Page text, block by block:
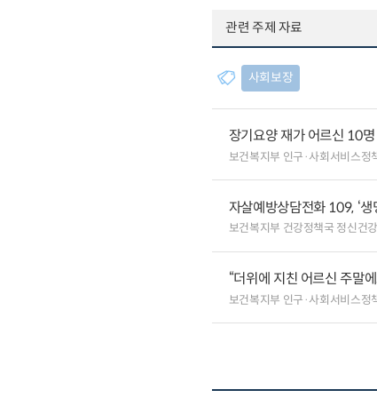
관련 주제 자료
사회보장
장기요양 재가 어르신 10
보건복지부 인구·사회서비스정
자살예방상담전화 109, ‘
보건복지부 건강정책국 정신건
“더위에 지친 어르신 주말
보건복지부 인구·사회서비스정